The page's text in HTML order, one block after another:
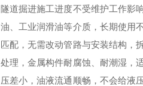
隧道掘进施工进度不受维护工作影
油、工业润滑油等介质，长期使用
匹配，无需改动管路与安装结构，
处理，金属构件耐腐蚀、耐潮湿，
压差小，油液流通顺畅，不会给液